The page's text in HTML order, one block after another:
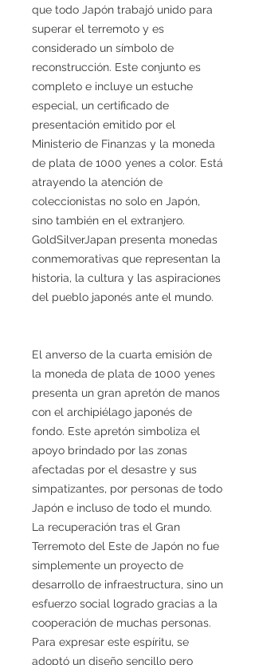
que todo Japón trabajó unido para
superar el terremoto y es
considerado un símbolo de
reconstrucción. Este conjunto es
completo e incluye un estuche
especial, un certificado de
presentación emitido por el
Ministerio de Finanzas y la moneda
de plata de 1000 yenes a color. Está
atrayendo la atención de
coleccionistas no solo en Japón,
sino también en el extranjero.
GoldSilverJapan presenta monedas
conmemorativas que representan la
historia, la cultura y las aspiraciones
del pueblo japonés ante el mundo.
El anverso de la cuarta emisión de
la moneda de plata de 1000 yenes
presenta un gran apretón de manos
con el archipiélago japonés de
fondo. Este apretón simboliza el
apoyo brindado por las zonas
afectadas por el desastre y sus
simpatizantes, por personas de todo
Japón e incluso de todo el mundo.
La recuperación tras el Gran
Terremoto del Este de Japón no fue
simplemente un proyecto de
desarrollo de infraestructura, sino un
esfuerzo social logrado gracias a la
cooperación de muchas personas.
Para expresar este espíritu, se
adoptó un diseño sencillo pero